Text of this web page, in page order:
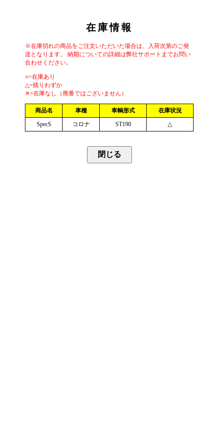
在庫情報
※在庫切れの商品をご注文いただいた場合は、入荷次第のご発
送となります。 納期についての詳細は弊社サポートまでお問い
合わせください。
○=在庫あり
△=残りわずか
✕=在庫なし（廃番ではございません）
商品名 車種 車輌形式
在庫状況
SpecS
コロナ ST190 △